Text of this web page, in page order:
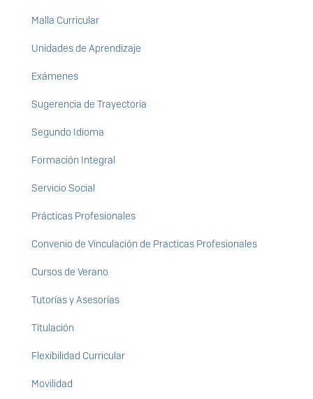
Malla Curricular
Unidades de Aprendizaje
Exámenes
Sugerencia de Trayectoria
Segundo Idioma
Formación Integral
Servicio Social
Prácticas Profesionales
Convenio de Vinculación de Practicas Profesionales
Cursos de Verano
Tutorías y Asesorías
Titulación
Flexibilidad Curricular
Movilidad